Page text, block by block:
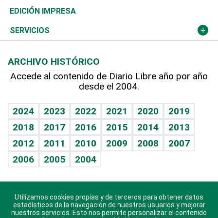
Caribe
Resto del mundo
Global y variable
Economía personal
Novedades
Podcast Arte Libre
Hablando con el pediatra
Vida y familia
Eñe
Celebrando la vida
Sin complejos
En pocas palabras
Escuchando al corazón
Olimpismo
Más deportes
Línea de hit
TBT Deportivo
Noticiero Poteleche
Columnistas
Martes de tecnología
Cambio climático
Deportes
Opinión
Hecho en casa
Guía del dinero
EDICIÓN IMPRESA
SERVICIOS
Cumpleaños
Horóscopos
Crucigramas
ARCHIVO HISTÓRICO
Accede al contenido de Diario Libre año por año
desde el 2004.
2024 2023 2022 2021 2020
2019
2018
2017 2016 2015 2014
2013
2012
2011 2010 2009 2008
2007
2006
2005 2004
Descarga nuestras aplicaciones para Android, iOS y
sistema Huawei.
Utilizamos cookies propias y de terceros para obtener datos
estadísticos de la navegación de nuestros usuarios y mejorar
nuestros servicios. Esto nos permite personalizar el contenido